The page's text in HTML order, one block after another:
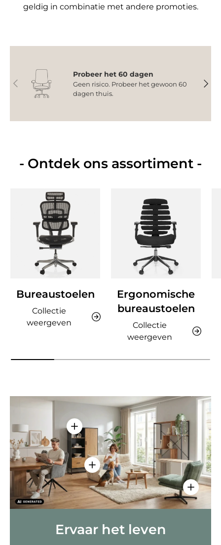
geldig in combinatie met andere promoties.
Vorige
Probeer het 60 dagen
Geen risico. Probeer het gewoon 60
dagen thuis.
- Ontdek ons assortiment -
Bureaustoelen
Collectie
weergeven
Ergonomische
bureaustoelen
Collectie
weergeven
Details
Details weergeven - AMIO H -
Details weergeven - Sitzolo 2 -
Ervaar het leven